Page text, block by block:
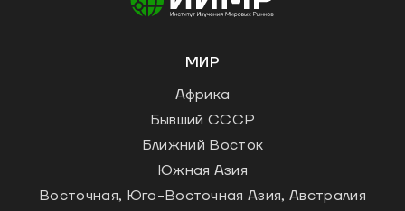
МИР
Африка
Бывший СССР
Ближний Восток
Южная Азия
Восточная, Юго-Восточная Азия, Австралия